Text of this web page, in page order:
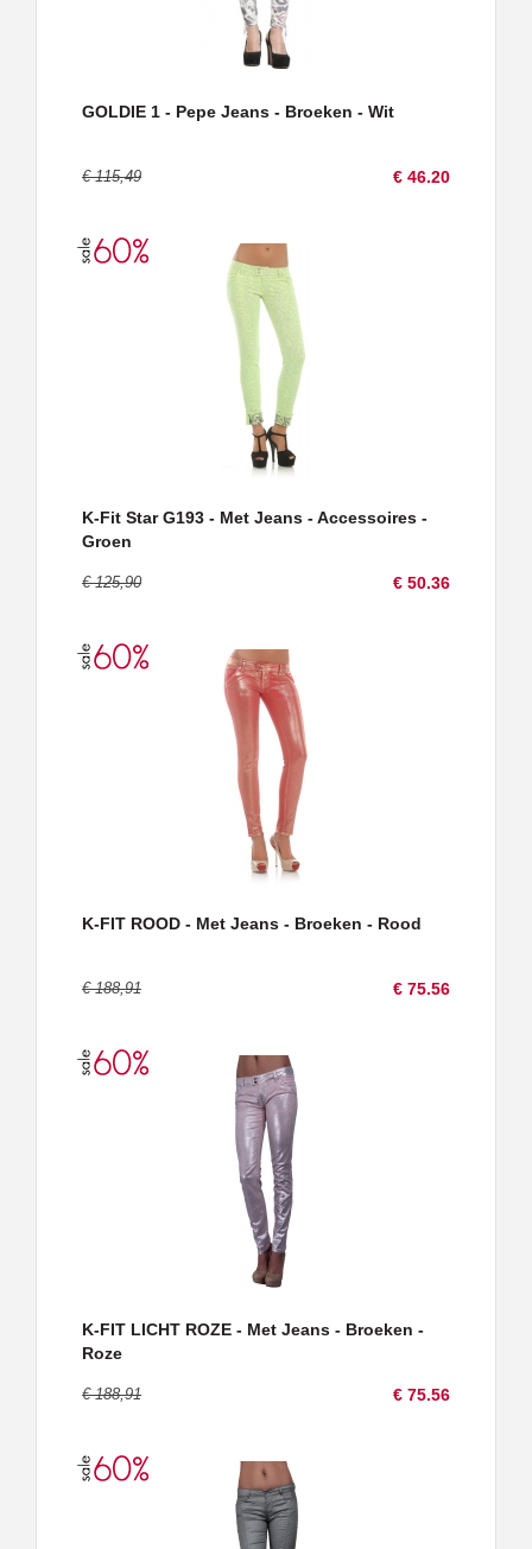
GOLDIE 1 - Pepe Jeans - Broeken - Wit
€ 115,49 € 46.20
K-Fit Star G193 - Met Jeans - Accessoires -
Groen
€ 125,90 € 50.36
K-FIT ROOD - Met Jeans - Broeken - Rood
€ 188,91 € 75.56
K-FIT LICHT ROZE - Met Jeans - Broeken -
Roze
€ 188,91 € 75.56